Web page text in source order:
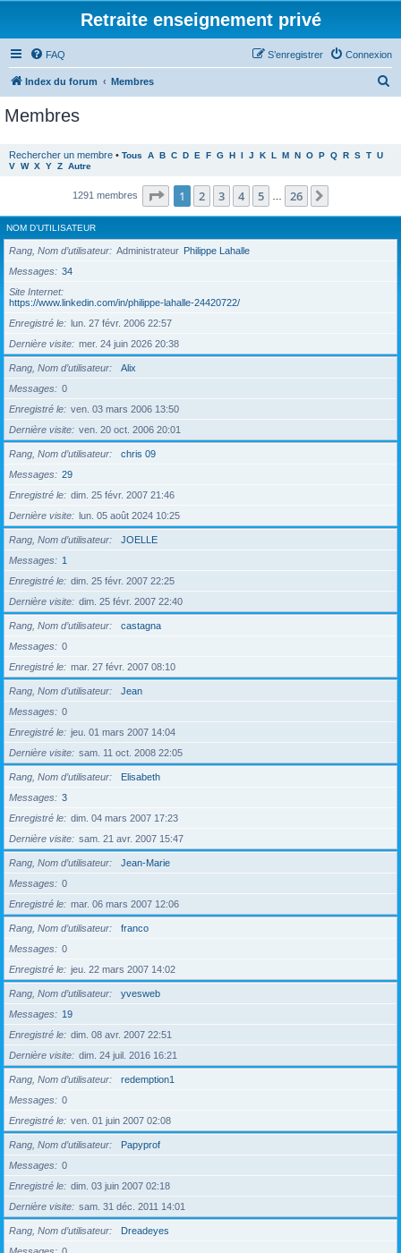
Retraite enseignement privé
FAQ Connexion
S’enregistrer
Index du forum Membres
Membres
Rechercher un membre • Tous A B C D E F G H I J K L M N O P Q R S T U
V W X Y Z Autre
1291 membres Page 1sur26
1 2 3 4 5 26
NOM D’UTILISATEUR
Rang, Nom d’utilisateur Administrateur Philippe Lahalle
Messages
34
Site Internet
https://www.linkedin.com/in/philippe-lahalle-24420722/
Enregistré le
lun. 27 févr. 2006 22:57
Dernière visite
mer. 24 juin 2026 20:38
Rang, Nom d’utilisateur
Alix
Messages
0
Enregistré le
ven. 03 mars 2006 13:50
Dernière visite
ven. 20 oct. 2006 20:01
Rang, Nom d’utilisateur
chris 09
Messages
29
Enregistré le
dim. 25 févr. 2007 21:46
Dernière visite
lun. 05 août 2024 10:25
Rang, Nom d’utilisateur
JOELLE
Messages
1
Enregistré le
dim. 25 févr. 2007 22:25
Dernière visite
dim. 25 févr. 2007 22:40
Rang, Nom d’utilisateur
castagna
Messages
0
Enregistré le
mar. 27 févr. 2007 08:10
Rang, Nom d’utilisateur
Jean
Messages
0
Enregistré le
jeu. 01 mars 2007 14:04
Dernière visite
sam. 11 oct. 2008 22:05
Rang, Nom d’utilisateur
Elisabeth
Messages
3
Enregistré le
dim. 04 mars 2007 17:23
Dernière visite
sam. 21 avr. 2007 15:47
Rang, Nom d’utilisateur
Jean-Marie
Messages
0
Enregistré le
mar. 06 mars 2007 12:06
Rang, Nom d’utilisateur
franco
Messages
0
Enregistré le
jeu. 22 mars 2007 14:02
Rang, Nom d’utilisateur
yvesweb
Messages
19
Enregistré le
dim. 08 avr. 2007 22:51
Dernière visite
dim. 24 juil. 2016 16:21
Rang, Nom d’utilisateur
redemption1
Messages
0
Enregistré le
ven. 01 juin 2007 02:08
Rang, Nom d’utilisateur
Papyprof
Messages
0
Enregistré le
dim. 03 juin 2007 02:18
Dernière visite
sam. 31 déc. 2011 14:01
Rang, Nom d’utilisateur
Dreadeyes